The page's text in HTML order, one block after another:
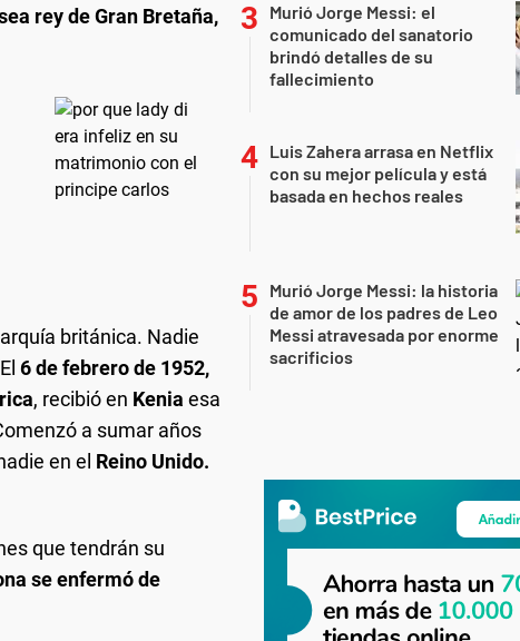
rey de Gran Bretaña,
británica. Nadie
6 de febrero de 1952,
, recibió en Kenia esa
a sumar años
en el Reino Unido.
que tendrán su
se enfermó de
Murió Jorge Messi: el
comunicado del sanatorio
brindó detalles de su
fallecimiento
Luis Zahera arrasa en Netflix
con su mejor película y está
basada en hechos reales
Murió Jorge Messi: la historia
de amor de los padres de Leo
Messi atravesada por enorme
sacrificios